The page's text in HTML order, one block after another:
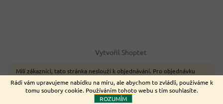
Rádi vám upravujeme nabídku na míru, ale abychom to zvládli, používáme k
tomu soubory cookie. Používáním tohoto webu s tím souhlasíte.
ROZUMÍM
Milí zákazníci, tato stránka neslouží k objednávání. Pro objednávku
zboží on-line využijte naše webové stránky www.nemeckyeshop.cz
Děkujeme.
Vytvořil Shoptet
Copyright 2026Euromarket. Všechna práva vyhrazena.